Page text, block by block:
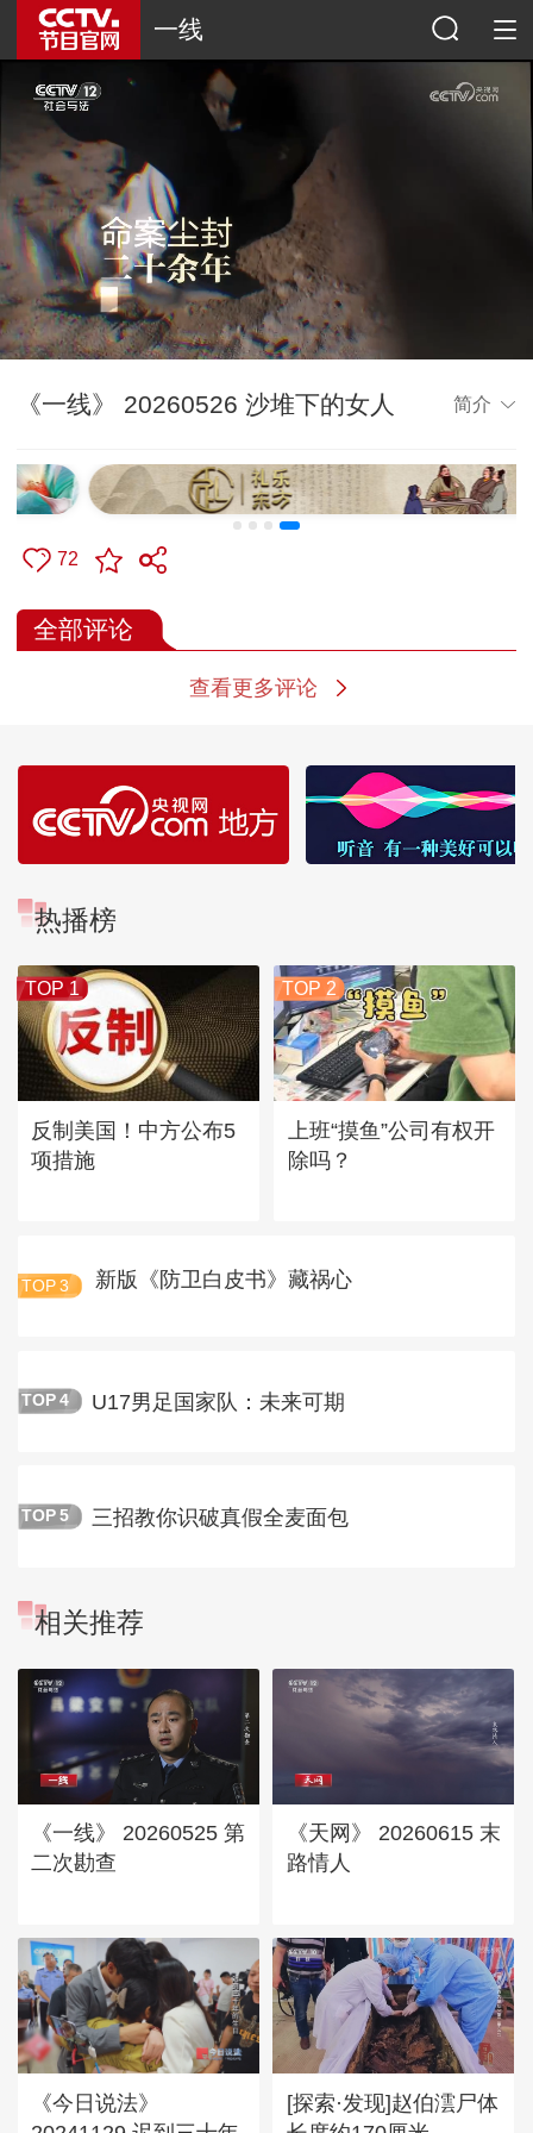
一线
《一线》 20260526 沙堆下的女人 简介
72
全部评论
查看更多评论
热播榜
TOP 1
反制美国！中方公布5
项措施
TOP 2
上班“摸鱼”公司有权开
除吗？
TOP 3 新版《防卫白皮书》藏祸心
TOP 4 U17男足国家队：未来可期
TOP 5 三招教你识破真假全麦面包
相关推荐
《一线》 20260525 第
二次勘查
《天网》 20260615 末
路情人
《今日说法》
[探索·发现]赵伯澐尸体